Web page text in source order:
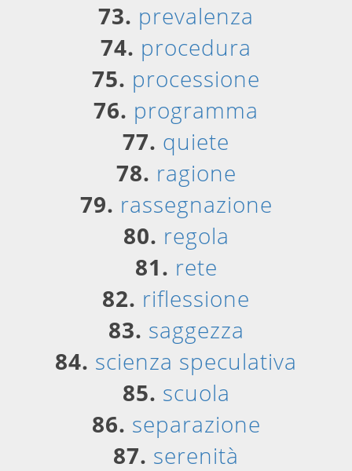
73. prevalenza
74. procedura
75. processione
76. programma
77. quiete
78. ragione
79. rassegnazione
80. regola
81. rete
82. riflessione
83. saggezza
84. scienza speculativa
85. scuola
86. separazione
87. serenità